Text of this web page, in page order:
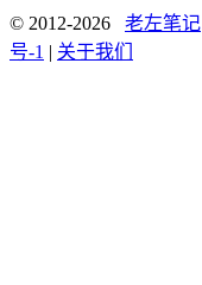
© 2012-2026 老左笔记
号-1 | 关于我们